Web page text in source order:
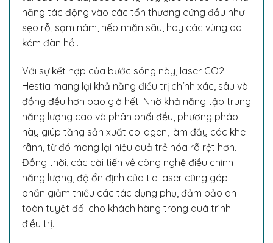
năng tác động vào các tổn thương cứng đầu như
sẹo rỗ, sạm nám, nếp nhăn sâu, hay các vùng da
kém đàn hồi.
Với sự kết hợp của bước sóng này, laser CO2
Hestia mang lại khả năng điều trị chính xác, sâu và
đồng đều hơn bao giờ hết. Nhờ khả năng tập trung
năng lượng cao và phân phối đều, phương pháp
này giúp tăng sản xuất collagen, làm đầy các khe
rãnh, từ đó mang lại hiệu quả trẻ hóa rõ rệt hơn.
Đồng thời, các cải tiến về công nghệ điều chỉnh
năng lượng, độ ổn định của tia laser cũng góp
phần giảm thiểu các tác dụng phụ, đảm bảo an
toàn tuyệt đối cho khách hàng trong quá trình
điều trị.